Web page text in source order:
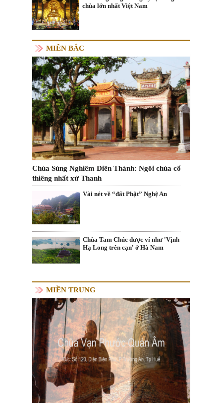
chùa lớn nhất Việt Nam
MIỀN BẮC
Chùa Sùng Nghiêm Diên Thánh: Ngôi chùa cổ
thiêng nhất xứ Thanh
Vài nét về “đất Phật” Nghệ An
Chùa Tam Chúc được ví như 'Vịnh
Hạ Long trên cạn' ở Hà Nam
MIỀN TRUNG